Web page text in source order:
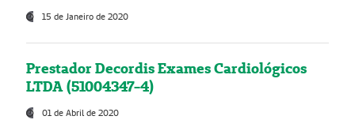
15 de Janeiro de 2020
Prestador Decordis Exames Cardiológicos
LTDA (51004347-4)
01 de Abril de 2020